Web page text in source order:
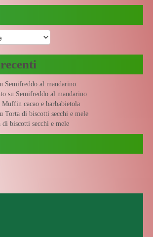
Semifreddo al mandarino
su Semifreddo al mandarino
Muffin cacao e barbabietola
Torta di biscotti secchi e mele
di biscotti secchi e mele